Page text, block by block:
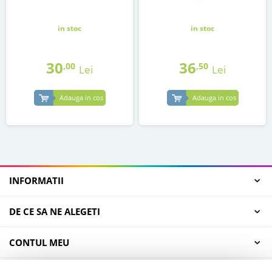
in stoc
30,00 Lei
Adauga in cos
in stoc
36,50 Lei
Adauga in cos
INFORMATII
DE CE SA NE ALEGETI
CONTUL MEU